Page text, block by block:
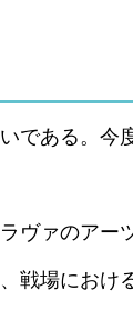
である。今
ヴァのアー
戦場におけ